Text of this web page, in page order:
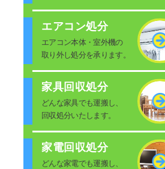
エアコン処分
エアコン本体・室外機の
取り外し処分を承ります。
家具回収処分
どんな家具でも運搬し、
回収処分いたします。
家電回収処分
どんな家電でも運搬し、